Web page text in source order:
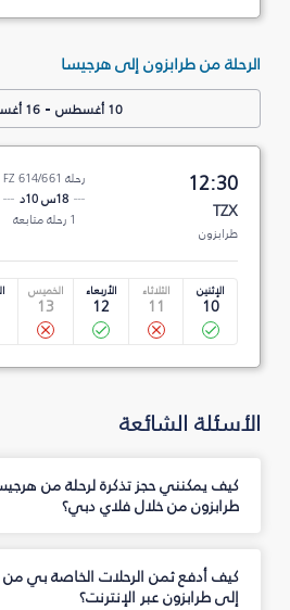
الرحلة من طرابزون إلى هرجيسا
10 أغسطس -16 أغسطس
12:30
TZX
طرابزون
رحلة FZ 614/661
18س 10د
1 رحلة متابعة
الإثنين
10
الثلاثاء
11
الأربعاء
12
الخميس
13
الأسئلة الشائعة
كيف يمكنني حجز تذكرة لرحلة من
طرابزون من خلال فلاي دبي؟
كيف أدفع ثمن الرحلات الخاصة بي
إلى طرابزون عبر الإنترنت؟